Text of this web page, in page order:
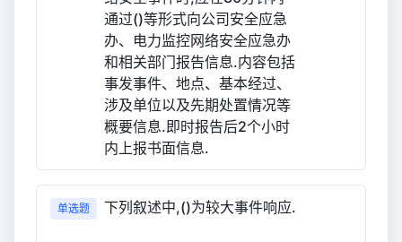
通过()等形式向公司安全应急
办、电力监控网络安全应急办
和相关部门报告信息.内容包括
事发事件、地点、基本经过、
涉及单位以及先期处置情况等
概要信息.即时报告后2个小时
内上报书面信息.
单选题 下列叙述中,()为较大事件响应.